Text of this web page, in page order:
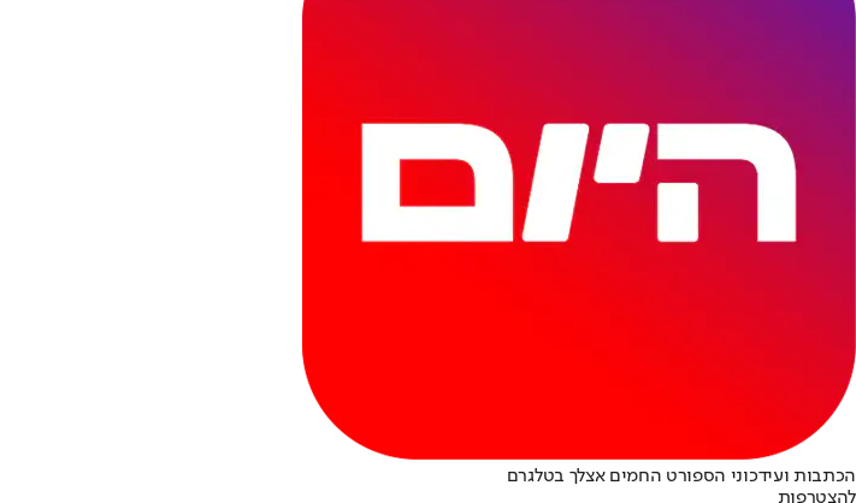
הכתבות ועידכוני הספורט החמים אצלך בטלגרם
להצטרפות